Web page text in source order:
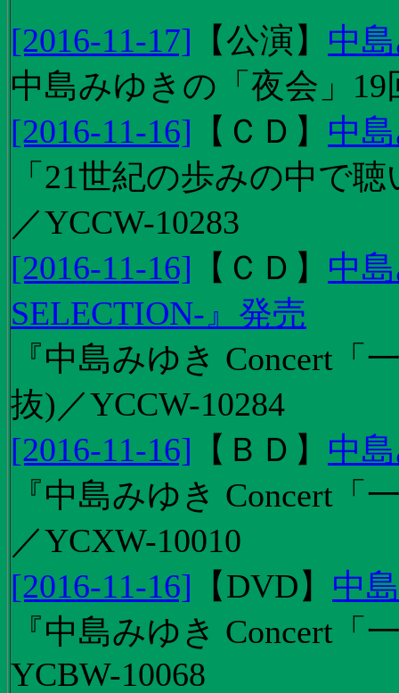
[2016-11-17] 【公演 】 中
中島みゆきの「夜会」
[2016-11-16] 【 ＣＤ 】 中
「21世紀の歩みの中で
／YCCW-10283
[2016-11-16] 【 ＣＤ 】 中
SELECTION-』発売
『中島みゆき Concert
抜)／YCCW-10284
[2016-11-16] 【 ＢＤ 】 中
『中島みゆき Concert
／YCXW-10010
[2016-11-16] 【DVD】 中
『中島みゆき Concert
YCBW-10068